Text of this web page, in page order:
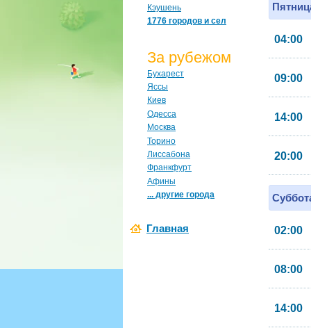
Кэушень
1776 городов и сел
За рубежом
Бухарест
Яссы
Киев
Одесса
Москва
Торино
Лиссабона
Франкфурт
Афины
... другие города
Главная
04:00
09:00
14:00
20:00
02:00
08:00
14:00